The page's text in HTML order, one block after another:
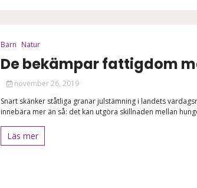
Barn Natur
De bekämpar fattigdom
november 26, 2019
Snart skänker ståtliga granar julstämning i landets
innebära mer än så: det kan utgöra skillnaden mellan
Läs mer